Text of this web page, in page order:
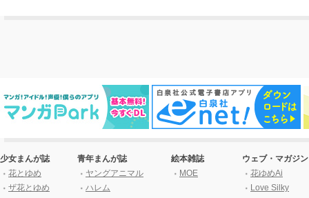
少女まんが誌
花とゆめ
ザ花とゆめ
青年まんが誌
ヤングアニマル
ハレム
絵本雑誌
MOE
ウェブ・マガジン
花ゆめAi
Love Silky